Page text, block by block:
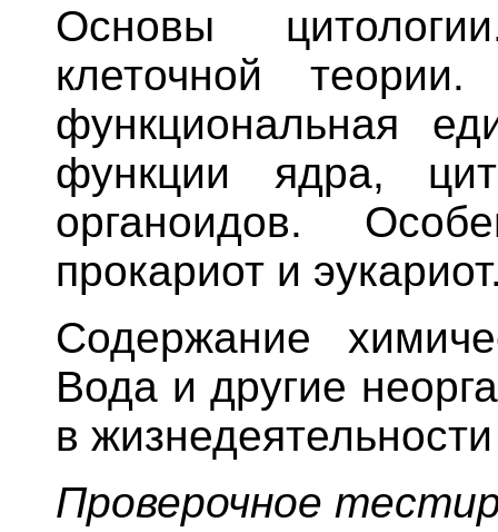
Основы
клеточной
функциональная
функции ядра,
органоидов.
прокариот и
Содержание
Вода и другие
в
Проверочное